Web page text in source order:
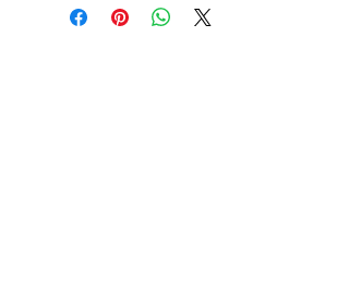
เชียงใหม่100% ระบายอากาศ